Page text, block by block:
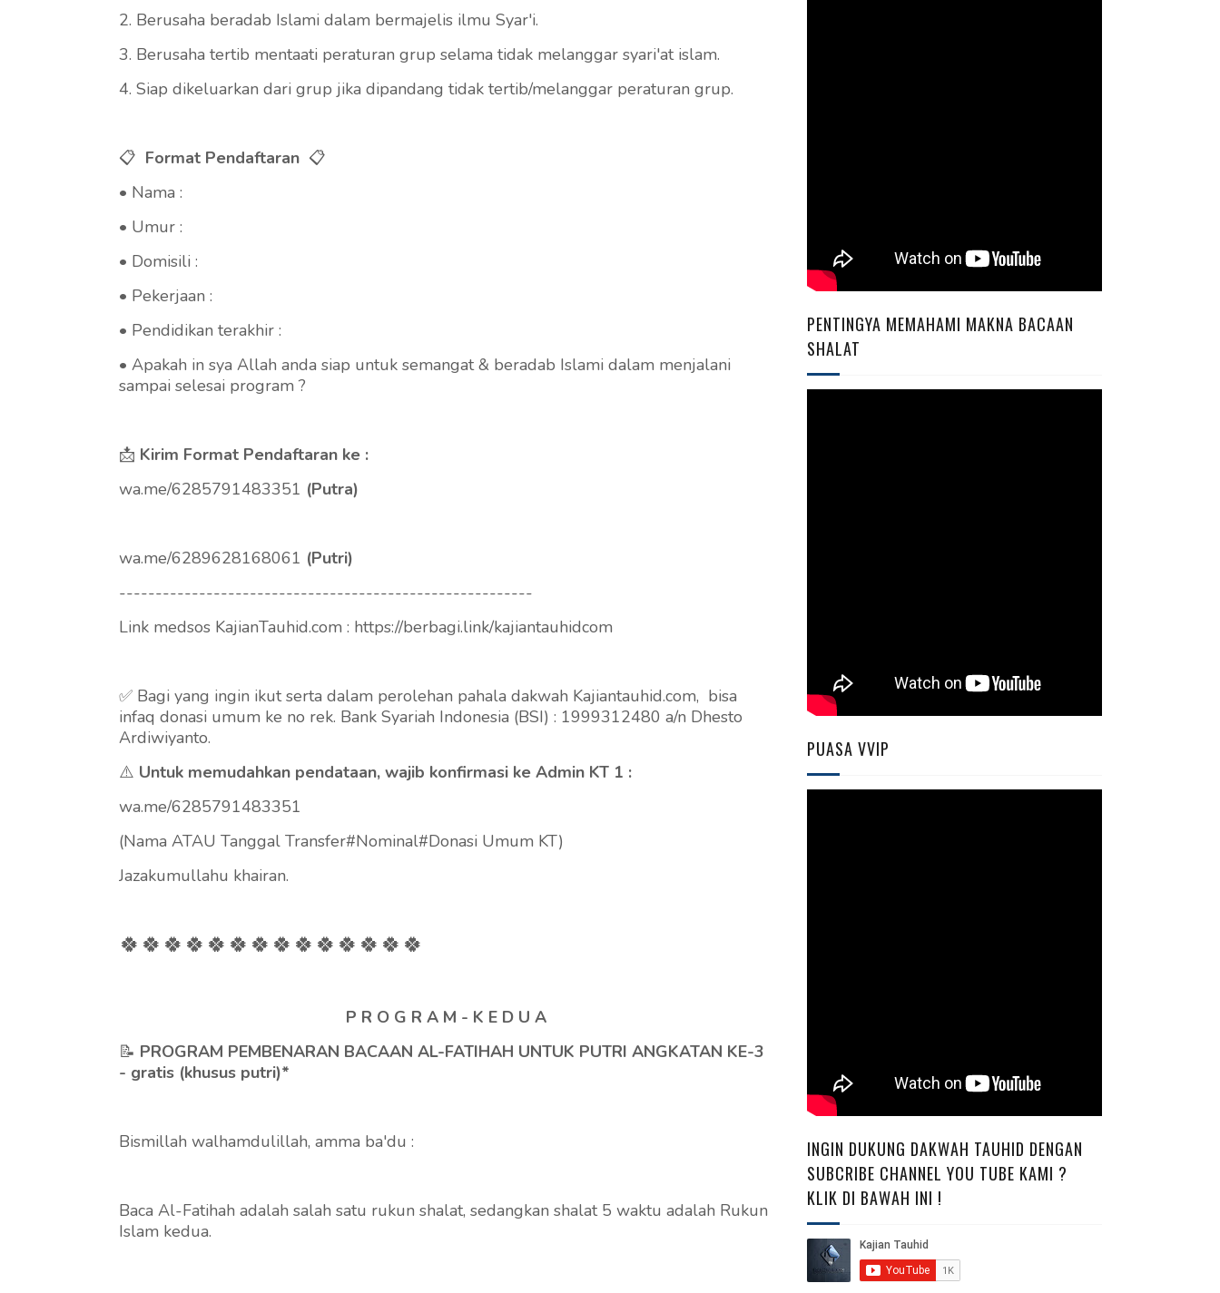
2. Berusaha beradab Islami dalam bermajelis ilmu Syar'i.
3. Berusaha tertib mentaati peraturan grup selama tidak melanggar syari'at islam.
4. Siap dikeluarkan dari grup jika dipandang tidak tertib/melanggar peraturan grup.
📋 Format Pendaftaran 📋
• Nama :
• Umur :
• Domisili :
• Pekerjaan :
• Pendidikan terakhir :
• Apakah in sya Allah anda siap untuk semangat & beradab Islami dalam menjalani
sampai selesai program ?
📩 Kirim Format Pendaftaran ke :
wa.me/6285791483351 (Putra)
wa.me/6289628168061 (Putri)
---------------------------------------------------------
Link medsos KajianTauhid.com : https://berbagi.link/kajiantauhidcom
✅ Bagi yang ingin ikut serta dalam perolehan pahala dakwah Kajiantauhid.com, bisa
infaq donasi umum ke no rek. Bank Syariah Indonesia (BSI) : 1999312480 a/n Dhesto
Ardiwiyanto.
⚠️ Untuk memudahkan pendataan, wajib konfirmasi ke Admin KT 1 :
wa.me/6285791483351
(Nama ATAU Tanggal Transfer#Nominal#Donasi Umum KT)
Jazakumullahu khairan.
🍀🍀🍀 🍀🍀🍀 🍀🍀🍀 🍀🍀 🍀 🍀🍀
P R O G R A M - K E D U A
📝 PROGRAM PEMBENARAN BACAAN AL-FATIHAH UNTUK PUTRI ANGKATAN KE-3
- gratis (khusus putri)*
Bismillah walhamdulillah, amma ba'du :
Baca Al-Fatihah adalah salah satu rukun shalat, sedangkan shalat 5 waktu adalah Rukun
Islam kedua.
PENTINGYA MEMAHAMI MAKNA BACAAN
SHALAT
PUASA VVIP
INGIN DUKUNG DAKWAH TAUHID DENGAN
SUBCRIBE CHANNEL YOU TUBE KAMI ?
KLIK DI BAWAH INI !